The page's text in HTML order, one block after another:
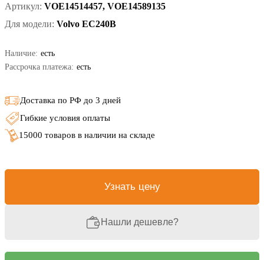
Артикул: VOE14514457, VOE14589135
Для модели: Volvo EC240B
Наличие: есть
Рассрочка платежа: есть
Доставка по РФ до 3 дней
Гибкие условия оплаты
15000 товаров в наличии на складе
Узнать цену
Нашли дешевле?